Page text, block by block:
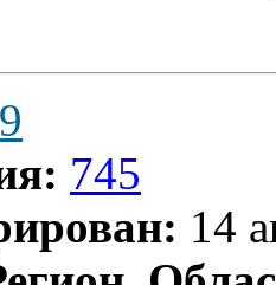
745
14